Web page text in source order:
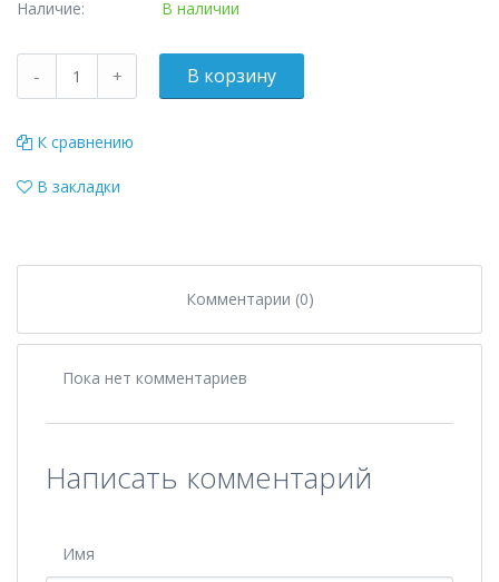
Наличие: В наличии
К сравнению
В закладки
Комментарии (0)
Пока нет комментариев
Написать комментарий
Имя